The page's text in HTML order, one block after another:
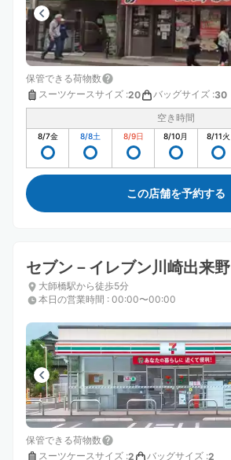
保管できる荷物数
スーツケースサイズ :20 バッグサイズ :30
空き時間
8/7金 8/8土 8/9日 8/10月 8/11火
この店舗を予約する
セブン－イレブン川崎出来野
大師橋駅から徒歩5分
本日の営業時間 : 00:00〜00:00
保管できる荷物数
スーツケースサイズ :2 バッグサイズ :2